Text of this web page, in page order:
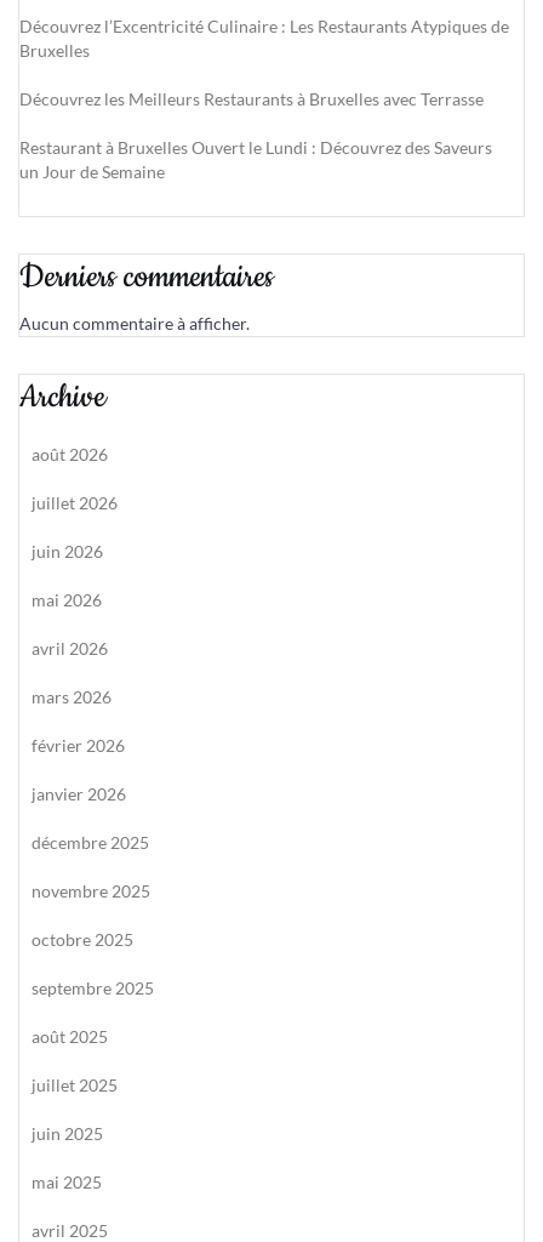
Découvrez l’Excentricité Culinaire : Les Restaurants Atypiques de
Bruxelles
Découvrez les Meilleurs Restaurants à Bruxelles avec Terrasse
Restaurant à Bruxelles Ouvert le Lundi : Découvrez des Saveurs
un Jour de Semaine
Derniers commentaires
Aucun commentaire à afficher.
Archive
août 2026
juillet 2026
juin 2026
mai 2026
avril 2026
mars 2026
février 2026
janvier 2026
décembre 2025
novembre 2025
octobre 2025
septembre 2025
août 2025
juillet 2025
juin 2025
mai 2025
avril 2025